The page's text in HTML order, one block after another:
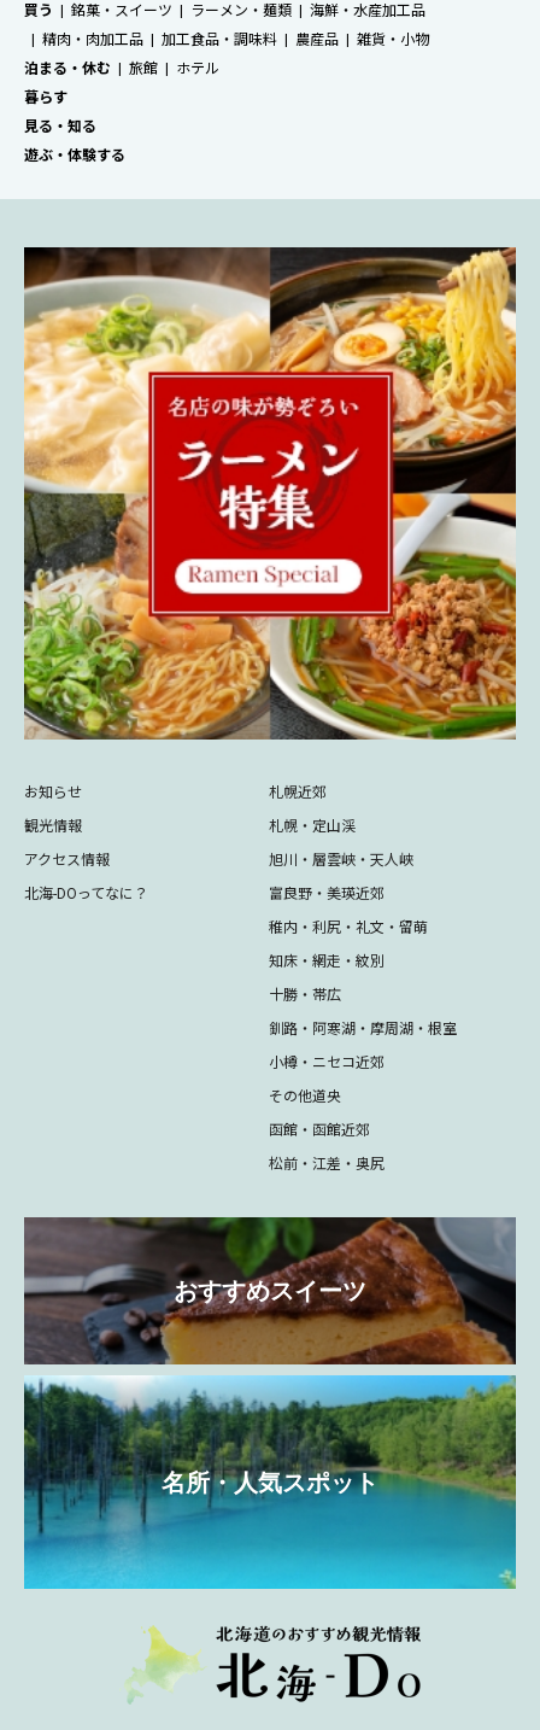
買う
銘菓・スイーツ ラーメン・麺類
海鮮・水産加工品
精肉・肉加工品
加工食品・調味料 農産品
雑貨・小物
泊まる・休む
旅館
ホテル
暮らす
見る・知る
遊ぶ・体験する
お知らせ
観光情報
アクセス情報
北海-DOってなに？
札幌近郊
札幌・定山渓
旭川・層雲峡・天人峡
富良野・美瑛近郊
稚内・利尻・礼文・留萌
知床・網走・紋別
十勝・帯広
釧路・阿寒湖・摩周湖・根室
小樽・ニセコ近郊
その他道央
函館・函館近郊
松前・江差・奥尻
おすすめスイーツ
名所・人気スポット